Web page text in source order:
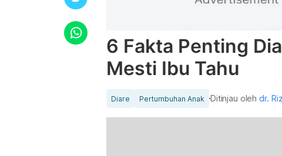
6 Fakta Penting
Mesti Ibu Tahu
Diare Pertumbuhan Anak Ditinjau olehdr.